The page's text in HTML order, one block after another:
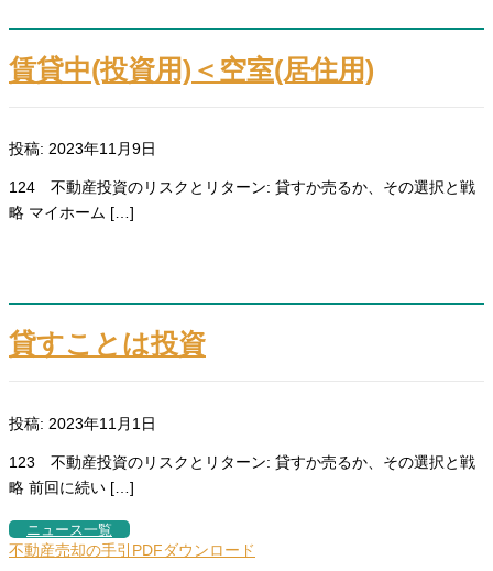
賃貸中(投資用)＜空室(居住用)
投稿: 2023年11月9日
124 不動産投資のリスクとリターン: 貸すか売るか、その選択と戦
略 マイホーム […]
貸すことは投資
投稿: 2023年11月1日
123 不動産投資のリスクとリターン: 貸すか売るか、その選択と戦
略 前回に続い […]
ニュース一覧
不動産売却の手引PDFダウンロード